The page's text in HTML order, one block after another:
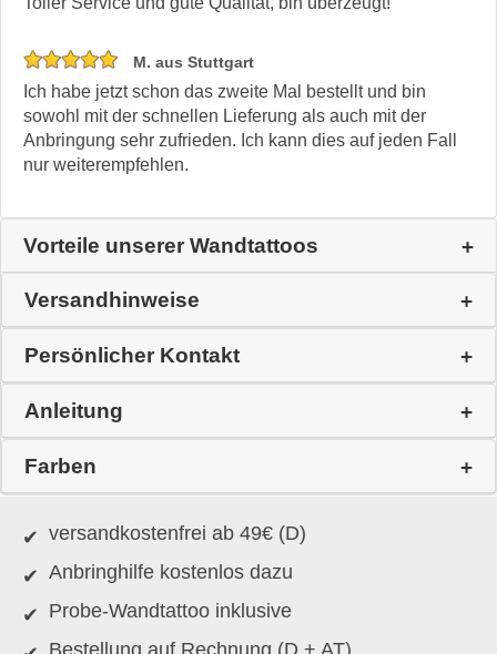
M. aus Stuttgart
Ich habe jetzt schon das zweite Mal bestellt und bin
sowohl mit der schnellen Lieferung als auch mit der
Anbringung sehr zufrieden. Ich kann dies auf jeden Fall
nur weiterempfehlen.
Vorteile unserer Wandtattoos
Versandhinweise
Persönlicher Kontakt
Anleitung
Farben
versandkostenfrei ab 49€ (D)
Anbringhilfe kostenlos dazu
Probe-Wandtattoo inklusive